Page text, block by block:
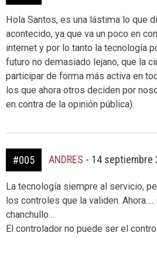
Hola Santos, es una lástima lo que
acontecido, ya que va un poco en
internet y por lo tanto la tecnología
futuro no demasiado lejano, que la
participar de forma más activa en
los que ahora otros deciden por
en contra de la opinión pública).
#005 ANDRES - 14 septiembre
La tecnología siempre al servicio,
los controles que la validen.
chanchullo…
El controlador no puede ser el